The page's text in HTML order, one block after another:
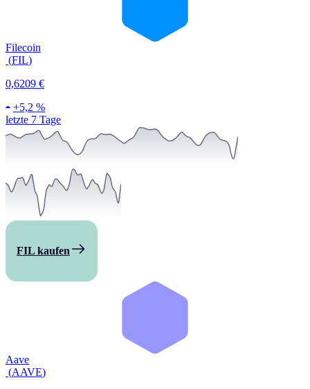
Filecoin
(FIL)
0,6209 €
+5,2 %
letzte 7 Tage
FIL kaufen
Aave
(AAVE)